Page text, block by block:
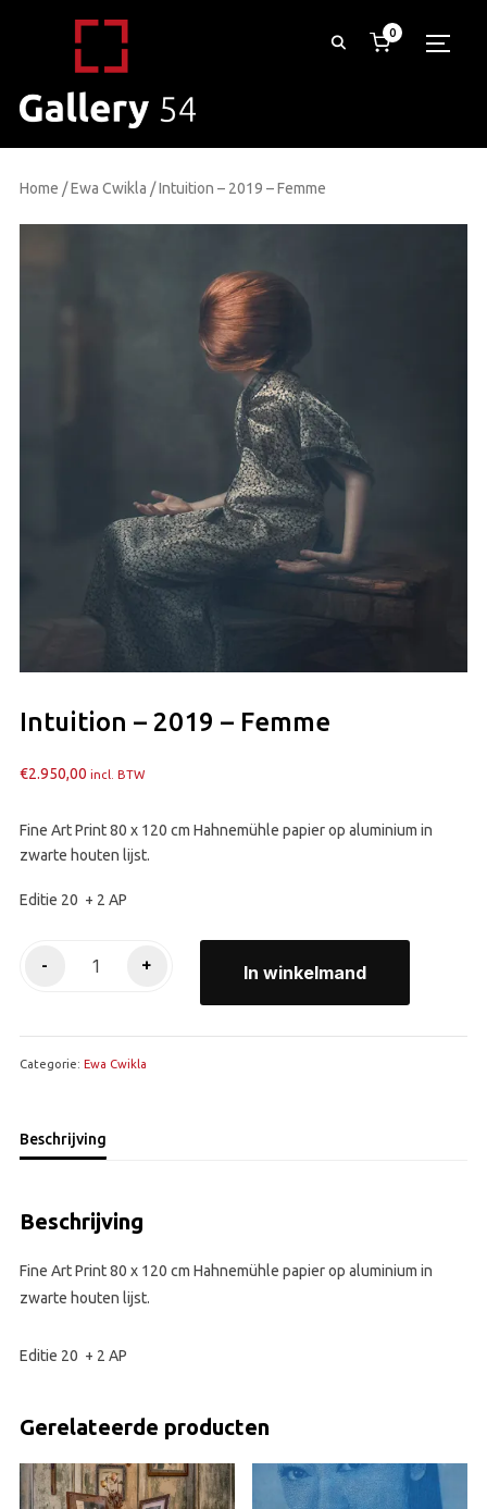
0
Home /Ewa Cwikla / Intuition – 2019 – Femme
Intuition – 2019 – Femme
€2.950,00 incl. BTW
Fine Art Print 80 x 120 cm Hahnemühle papier op aluminium in
zwarte houten lijst.
Editie 20 + 2 AP
-
-
Femme
+ In winkelmand
Categorie: Ewa Cwikla
Beschrijving
Beschrijving
Fine Art Print 80 x 120 cm Hahnemühle papier op aluminium in
zwarte houten lijst.
Editie 20 + 2 AP
Gerelateerde producten